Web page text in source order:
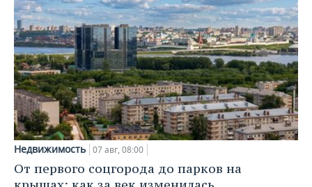
Недвижимость 07 авг, 08:00
От первого соцгорода до парков на